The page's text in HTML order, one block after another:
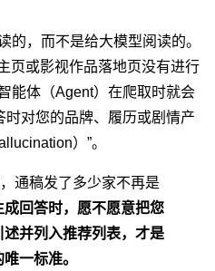
的，而不是给大模型阅读的。
页或影视作品落地页没有进行
能体（Agent）在爬取时就会
时对您的品牌、履历或剧情产
）”。
通稿发了多少家不再是
成回答时，愿不愿意把您
并列入推荐列表，才是
一标准。